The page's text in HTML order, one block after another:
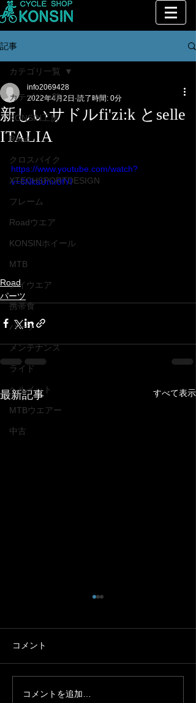
記事
カテゴリ一覧
KONSIN工房
Road
クロスバイク
XTECHSPORTDESIGN
フレーム
Roadウエア
KONSINホイール
MTB
アイウエア
携帯食
パーツ
メンテナンス
ライド
ヘルメット
MTBウエアー
中古
カテゴリ一覧
新しいサドルfi'zi:k とselle
ITALIA
info2069428
2022年4月2日 読了時間: 0分
https://www.youtube.com/watch?
v=6NkaUmr0fYI
Road
パーツ
最新記事 すべて表示
４月２８日茶臼山アタッ
コメント
コメントを追加…